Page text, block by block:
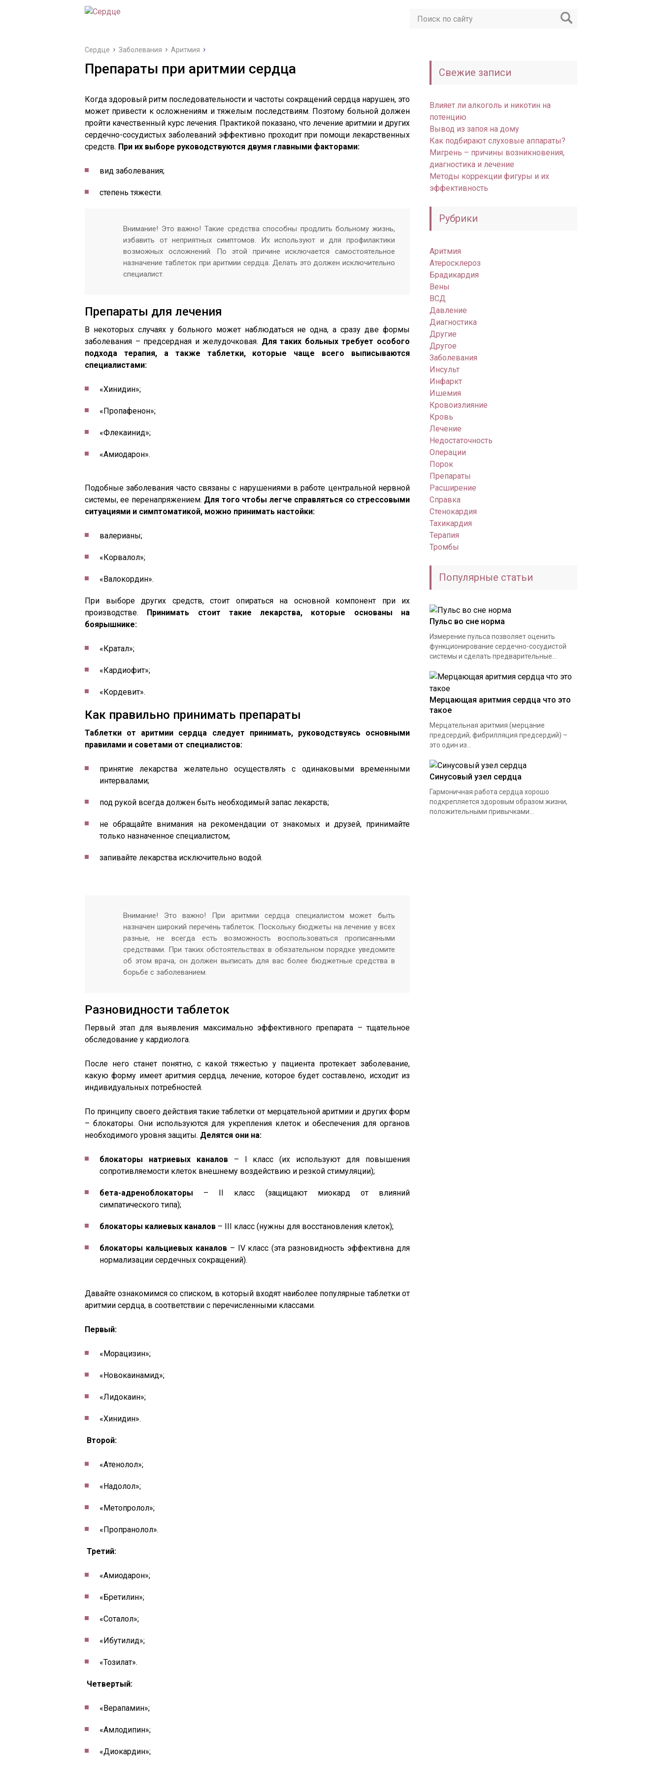
Сердце Заболевания Аритмия
Препараты при аритмии сердца
Когда здоровый ритм последовательности и частоты сокращений сердца нарушен, это
может привести к осложнениям и тяжелым последствиям. Поэтому больной должен
пройти качественный курс лечения. Практикой показано, что лечение аритмии и других
сердечно-сосудистых заболеваний эффективно проходит при помощи лекарственных
средств. При их выборе руководствуются двумя главными факторами:
вид заболевания;
степень тяжести.
Внимание! Это важно! Такие средства способны продлить больному жизнь,
избавить от неприятных симптомов. Их используют и для профилактики
возможных осложнений. По этой причине исключается самостоятельное
назначение таблеток при аритмии сердца. Делать это должен исключительно
специалист.
Препараты для лечения
В некоторых случаях у больного может наблюдаться не одна, а сразу две формы
заболевания – предсердная и желудочковая. Для таких больных требует особого
подхода терапия, а также таблетки, которые чаще всего выписываются
специалистами:
«Хинидин»;
«Пропафенон»;
«Флекаинид»;
«Амиодарон».
Подобные заболевания часто связаны с нарушениями в работе центральной нервной
системы, ее перенапряжением. Для того чтобы легче справляться со стрессовыми
ситуациями и симптоматикой, можно принимать настойки:
валерианы;
«Корвалол»;
«Валокордин».
При выборе других средств, стоит опираться на основной компонент при их
производстве. Принимать стоит такие лекарства, которые основаны на
боярышнике:
«Кратал»;
«Кардиофит»;
«Кордевит».
Как правильно принимать препараты
Таблетки от аритмии сердца следует принимать, руководствуясь основными
правилами и советами от специалистов:
принятие лекарства желательно осуществлять с одинаковыми временными
интервалами;
под рукой всегда должен быть необходимый запас лекарств;
не обращайте внимания на рекомендации от знакомых и друзей, принимайте
только назначенное специалистом;
запивайте лекарства исключительно водой.
Внимание! Это важно! При аритмии сердца специалистом может быть
назначен широкий перечень таблеток. Поскольку бюджеты на лечение у всех
разные, не всегда есть возможность воспользоваться прописанными
средствами. При таких обстоятельствах в обязательном порядке уведомите
об этом врача, он должен выписать для вас более бюджетные средства в
борьбе с заболеванием.
Разновидности таблеток
Первый этап для выявления максимально эффективного препарата – тщательное
обследование у кардиолога.
После него станет понятно, с какой тяжестью у пациента протекает заболевание,
какую форму имеет аритмия сердца, лечение, которое будет составлено, исходит из
индивидуальных потребностей.
По принципу своего действия такие таблетки от мерцательной аритмии и других форм
– блокаторы. Они используются для укрепления клеток и обеспечения для органов
необходимого уровня защиты. Делятся они на:
блокаторы натриевых каналов– I класс (их используют для повышения
сопротивляемости клеток внешнему воздействию и резкой стимуляции);
бета-адреноблокаторы – II класс (защищают миокард от влияний
симпатического типа);
блокаторы калиевых каналов – III класс (нужны для восстановления клеток);
блокаторы кальциевых каналов– IV класс (эта разновидность эффективна для
нормализации сердечных сокращений).
Давайте ознакомимся со списком, в который входят наиболее популярные таблетки от
аритмии сердца, в соответствии с перечисленными классами.
Первый:
«Морацизин»;
«Новокаинамид»;
«Лидокаин»;
«Хинидин».
Второй:
«Атенолол»;
«Надолол»;
«Метопролол»;
«Пропранолол».
Третий:
«Амиодарон»;
«Бретилин»;
«Соталол»;
«Ибутилид»;
«Тозилат».
Четвертый:
«Верапамин»;
«Амлодипин»;
«Диокардин»;
Свежие записи
Влияет ли алкоголь и никотин на
потенцию
Вывод из запоя на дому
Как подбирают слуховые аппараты?
Мигрень – причины возникновения,
диагностика и лечение
Методы коррекции фигуры и их
эффективность
Рубрики
Аритмия
Атеросклероз
Брадикардия
Вены
ВСД
Давление
Диагностика
Другие
Другое
Заболевания
Инсульт
Инфаркт
Ишемия
Кровоизлияние
Кровь
Лечение
Недостаточность
Операции
Порок
Препараты
Расширение
Справка
Стенокардия
Тахикардия
Терапия
Тромбы
Популярные статьи
Пульс во сне норма
Измерение пульса позволяет оценить
функционирование сердечно-сосудистой
системы и сделать предварительные...
Мерцающая аритмия сердца что это
такое
Мерцательная аритмия (мерцание
предсердий, фибрилляция предсердий) –
это один из...
Синусовый узел сердца
Гармоничная работа сердца хорошо
подкрепляется здоровым образом жизни,
положительными привычками...